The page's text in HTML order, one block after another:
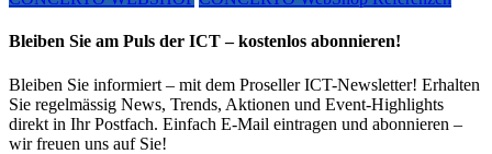
Bleiben Sie am Puls der ICT – kostenlos abonnieren!
Bleiben Sie informiert – mit dem Proseller ICT-Newsletter! Erhalten
Sie regelmässig News, Trends, Aktionen und Event-Highlights
direkt in Ihr Postfach. Einfach E-Mail eintragen und abonnieren –
wir freuen uns auf Sie!